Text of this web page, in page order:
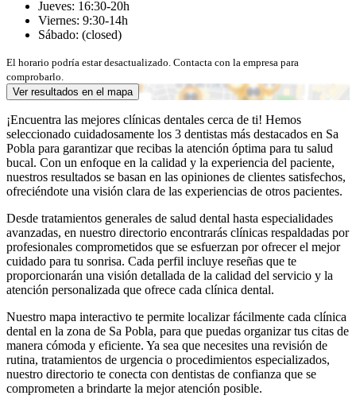
Jueves: 16:30-20h
Viernes: 9:30-14h
Sábado: (closed)
El horario podría estar desactualizado. Contacta con la empresa para
comprobarlo.
Ver resultados en el mapa
¡Encuentra las mejores clínicas dentales cerca de ti! Hemos
seleccionado cuidadosamente los 3 dentistas más destacados en Sa
Pobla para garantizar que recibas la atención óptima para tu salud
bucal. Con un enfoque en la calidad y la experiencia del paciente,
nuestros resultados se basan en las opiniones de clientes satisfechos,
ofreciéndote una visión clara de las experiencias de otros pacientes.
Desde tratamientos generales de salud dental hasta especialidades
avanzadas, en nuestro directorio encontrarás clínicas respaldadas por
profesionales comprometidos que se esfuerzan por ofrecer el mejor
cuidado para tu sonrisa. Cada perfil incluye reseñas que te
proporcionarán una visión detallada de la calidad del servicio y la
atención personalizada que ofrece cada clínica dental.
Nuestro mapa interactivo te permite localizar fácilmente cada clínica
dental en la zona de Sa Pobla, para que puedas organizar tus citas de
manera cómoda y eficiente. Ya sea que necesites una revisión de
rutina, tratamientos de urgencia o procedimientos especializados,
nuestro directorio te conecta con dentistas de confianza que se
comprometen a brindarte la mejor atención posible.